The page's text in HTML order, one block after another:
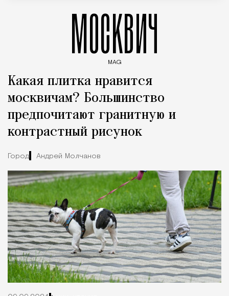
МОСКВИЧ
MAG
Какая плитка нравится
москвичам? Большинство
предпочитают гранитную и
контрастный рисунок
Город Андрей Молчанов